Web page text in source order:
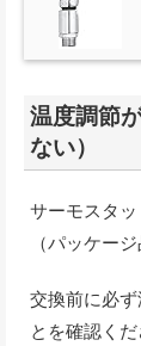
温度調節
ない）
サーモスタッ
（パッケー
交換前に必
とを確認く